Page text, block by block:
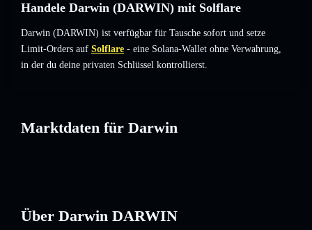
Handele Darwin (DARWIN) mit Solflare
Darwin (DARWIN) ist verfügbar für Tausche sofort und setze
Limit-Orders auf Solflare - eine Solana-Wallet ohne Verwahrung,
in der du deine privaten Schlüssel kontrollierst.
Marktdaten für Darwin
Über Darwin DARWIN